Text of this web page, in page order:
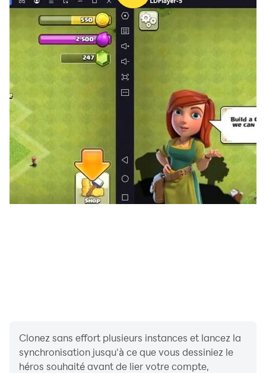
Download now and embark on a magnificent
adventure, experiencing unprecedented combat
Clonez sans effort plusieurs instances et lancez la
synchronisation jusqu'à ce que vous dessiniez le
héros souhaité avant de lier votre compte,